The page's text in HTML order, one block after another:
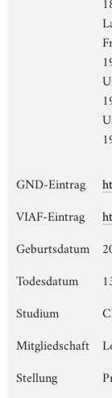
GND-Eintrag
VIAF-Eintrag
Geburtsdatum
Todesdatum
Studium
Mitgliedschaft
Stellung